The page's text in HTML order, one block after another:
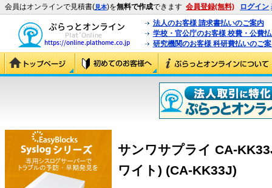
会員はオンラインで見積書(見本)を無料で作成できます 会員登録(無料) ログイン
法人のお客様 請求書払いのご案内
学校・官公庁のお客様 校費・公費
研究機関のお客様 科研費払いのご
サンワサプライ CA-
ワイト) (CA-KK33J)